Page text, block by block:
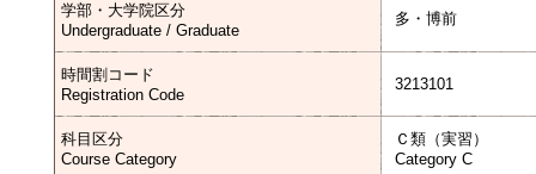
学部・大学院区分
Undergraduate / Graduate
多・博前
時間割コード
Registration Code
3213101
科目区分
Course Category
Ｃ類（実習）
Category C